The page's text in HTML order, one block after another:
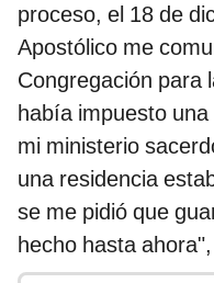
proceso, el 18 de
Apostólico me
Congregación para
había impuesto
mi ministerio
una residencia
se me pidió que
hecho hasta